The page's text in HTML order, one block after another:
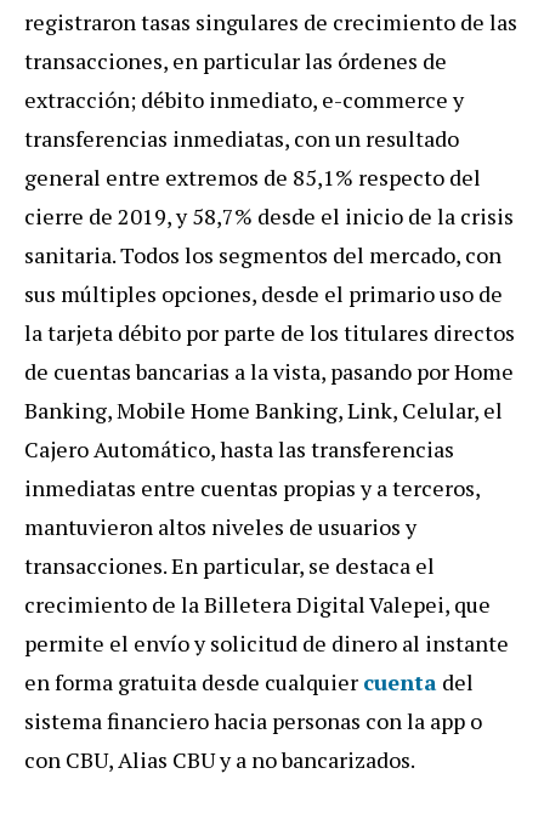
registraron tasas singulares de crecimiento de las
transacciones, en particular las órdenes de
extracción; débito inmediato, e-commerce y
transferencias inmediatas, con un resultado
general entre extremos de 85,1% respecto del
cierre de 2019, y 58,7% desde el inicio de la crisis
sanitaria. Todos los segmentos del mercado, con
sus múltiples opciones, desde el primario uso de
la tarjeta débito por parte de los titulares directos
de cuentas bancarias a la vista, pasando por Home
Banking, Mobile Home Banking, Link, Celular, el
Cajero Automático, hasta las transferencias
inmediatas entre cuentas propias y a terceros,
mantuvieron altos niveles de usuarios y
transacciones. En particular, se destaca el
crecimiento de la Billetera Digital Valepei, que
permite el envío y solicitud de dinero al instante
en forma gratuita desde cualquier cuenta del
sistema financiero hacia personas con la app o
con CBU, Alias CBU y a no bancarizados.